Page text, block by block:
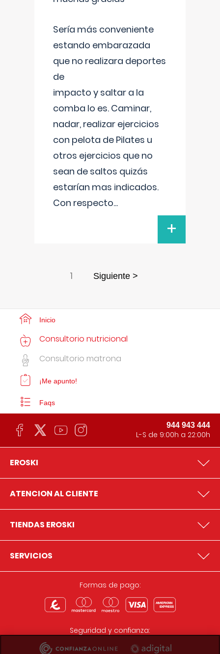
Sería más conveniente
estando embarazada
que no realizara deportes
de
impacto y saltar a la
comba lo es. Caminar,
nadar, realizar ejercicios
con pelota de Pilates u
otros ejercicios que no
sean de saltos quizás
estarían mas indicados.
Con respecto...
+
1 Siguiente >
Inicio
Consultorio nutricional
Consultorio matrona
¡Me apunto!
Faqs
944 943 444
L-S de 9:00h a 22:00h
EROSKI
ATENCION AL CLIENTE
TIENDAS EROSKI
SERVICIOS
Formas de pago:
Seguridad y confianza: